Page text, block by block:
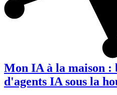
Mon IA à la maison :
d'agents IA sous la